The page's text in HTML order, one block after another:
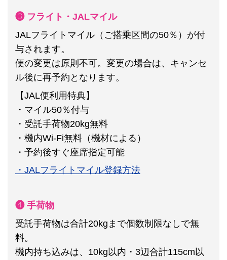
❸ フライト・JALマイル
JALフライトマイル（ご搭乗区間の50％）が付
与されます。
便の変更は原則不可。変更の場合は、キャンセ
ル後に再予約となります。
【JAL便利用特典】
・マイル50％付与
・受託手荷物20kg無料
・機内Wi-Fi無料（機材による）
・予約後すぐ座席指定可能
・JALフライトマイル登録方法
❹ 手荷物
受託手荷物は合計20kgまで個数制限なしで無
料。
機内持ち込みは、10kg以内・3辺合計115cm以